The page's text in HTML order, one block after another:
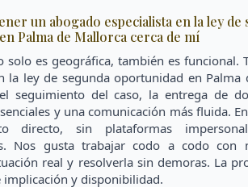
un abogado especialista en la ley de
Palma de Mallorca cerca de mí
solo es geográfica, también es funcional.
la ley de segunda oportunidad en Palma
seguimiento del caso, la entrega de
y una comunicación más fluida.
directo, sin plataformas
Nos gusta trabajar codo a codo con
real y resolverla sin demoras. La
implicación y disponibilidad.